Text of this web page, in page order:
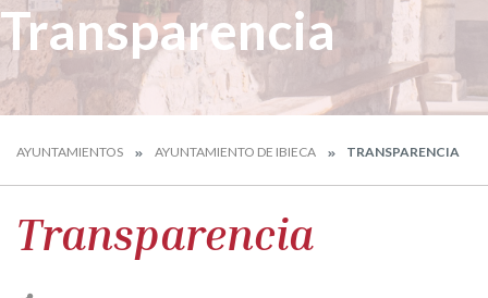
Transparencia
AYUNTAMIENTOS AYUNTAMIENTO DE IBIECA TRANSPARENCIA
Transparencia